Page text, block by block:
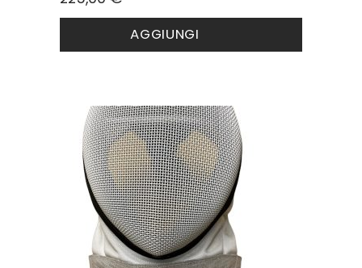
AGGIUNGI
Questo
ha
opzioni
possono
essere
scelte
nella
pagina
prodotto